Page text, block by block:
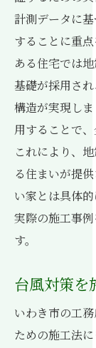
計測データに
することに重
ある住宅では
基礎が採用さ
構造が実現し
用することで
これにより、
る住まいが提
い家とは具体
実際の施工事
す。
台風対策を
いわき市の工
ための施工法